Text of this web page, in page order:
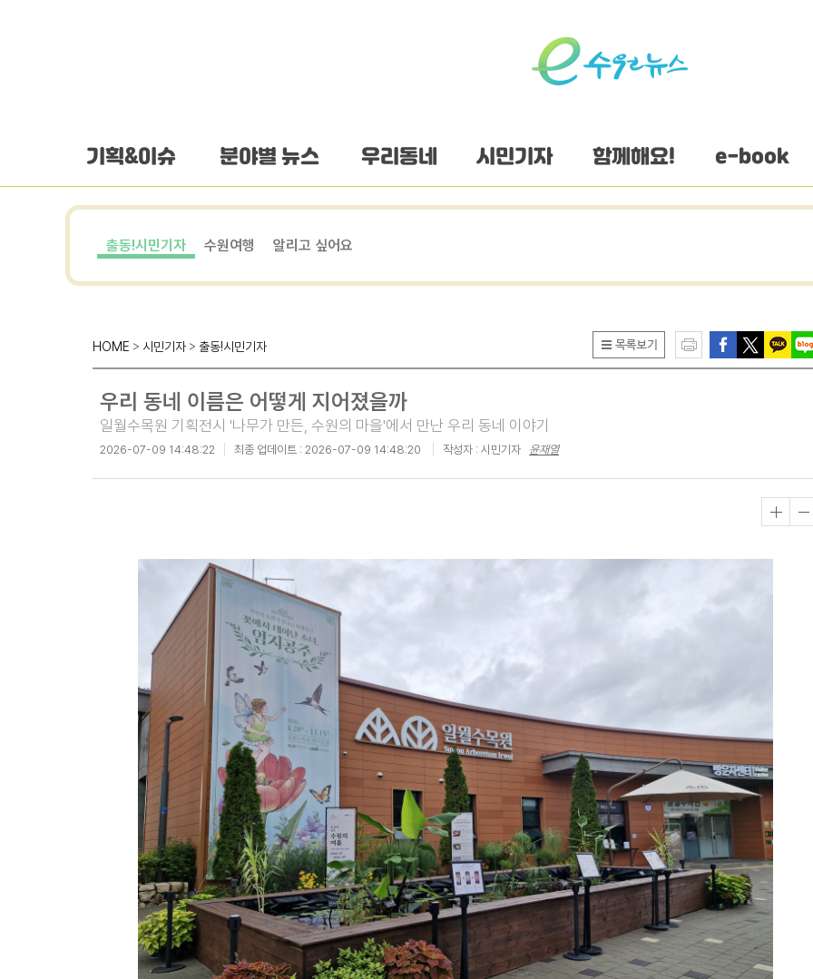
기획&이슈 분야별 뉴스 우리동네 시민기자 함께해요! e-book
출동!시민기자 수원여행 알리고 싶어요
HOME > 시민기자 > 출동!시민기자
우리 동네 이름은 어떻게 지어졌을까
일월수목원 기획전시 '나무가 만든, 수원의 마을'에서 만난 우리 동네 이야기
2026-07-09 14:48:22 최종 업데이트 : 2026-07-09 14:48:20 작성자 : 시민기자 윤재열